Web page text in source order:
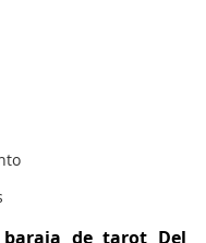
baraja de tarot Del